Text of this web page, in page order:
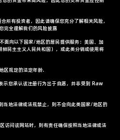
所有投资者，因此请确保您充分了解相关风险，
完全理解我们的风险披露
向以下国家/地区的居民提供服务：美国、加
民主主义人民共和国），或此类分销或使用将
区规定的法定年龄.
您承认该注册行为出于自愿，并非受到 Raw
地法律或法规禁止，则不会向此类国家/地区的
访问该网站时，则有责任确保按照当地法律或法